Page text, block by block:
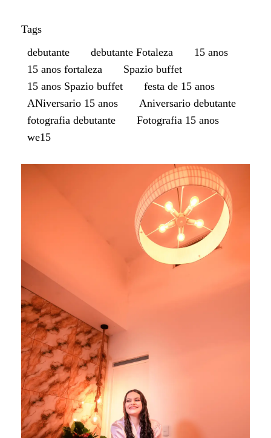
Tags
debutante
debutante Fotaleza
15 anos
15 anos fortaleza
Spazio buffet
15 anos Spazio buffet
festa de 15 anos
ANiversario 15 anos
Aniversario debutante
fotografia debutante
Fotografia 15 anos
we15